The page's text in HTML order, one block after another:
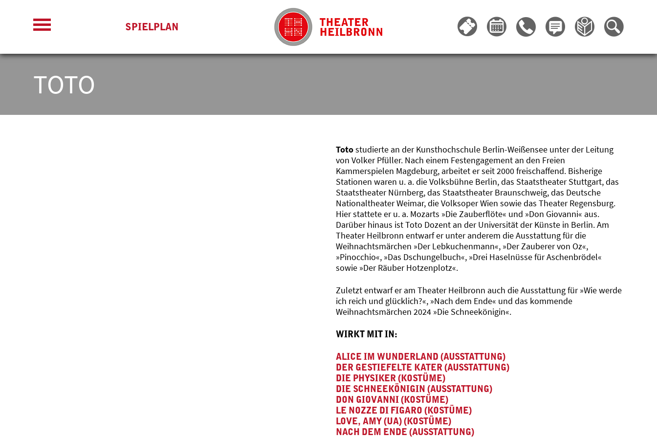
SPIELPLAN
TOTO
Totostudierte an der Kunsthochschule Berlin-Weißensee unter der Leitung
von Volker Pfüller. Nach einem Festengagement an den Freien
Kammerspielen Magdeburg, arbeitet er seit 2000 freischaffend. Bisherige
Stationen waren u. a. die Volksbühne Berlin, das Staatstheater Stuttgart, das
Staatstheater Nürnberg, das Staatstheater Braunschweig, das Deutsche
Nationaltheater Weimar, die Volksoper Wien sowie das Theater Regensburg.
Hier stattete er u. a. Mozarts »Die Zauberflöte« und »Don Giovanni« aus.
Darüber hinaus ist Toto Dozent an der Universität der Künste in Berlin. Am
Theater Heilbronn entwarf er unter anderem die Ausstattung für die
Weihnachtsmärchen »Der Lebkuchenmann«, »Der Zauberer von Oz«,
»Pinocchio«, »Das Dschungelbuch«, »Drei Haselnüsse für Aschenbrödel«
sowie »Der Räuber Hotzenplotz«.
Zuletzt entwarf er am Theater Heilbronn auch die Ausstattung für »Wie werde
ich reich und glücklich?«, »Nach dem Ende« und das kommende
Weihnachtsmärchen 2024 »Die Schneekönigin«.
WIRKT MIT IN:
ALICE IM WUNDERLAND (AUSSTATTUNG)
DER GESTIEFELTE KATER (AUSSTATTUNG)
DIE PHYSIKER (KOSTÜME)
DIE SCHNEEKÖNIGIN (AUSSTATTUNG)
DON GIOVANNI (KOSTÜME)
LE NOZZE DI FIGARO (KOSTÜME)
LOVE, AMY (UA) (KOSTÜME)
NACH DEM ENDE (AUSSTATTUNG)